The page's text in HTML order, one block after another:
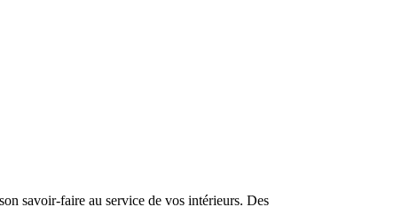
savoir-faire au service de vos intérieurs. Des